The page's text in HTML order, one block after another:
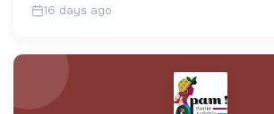
16 days ago